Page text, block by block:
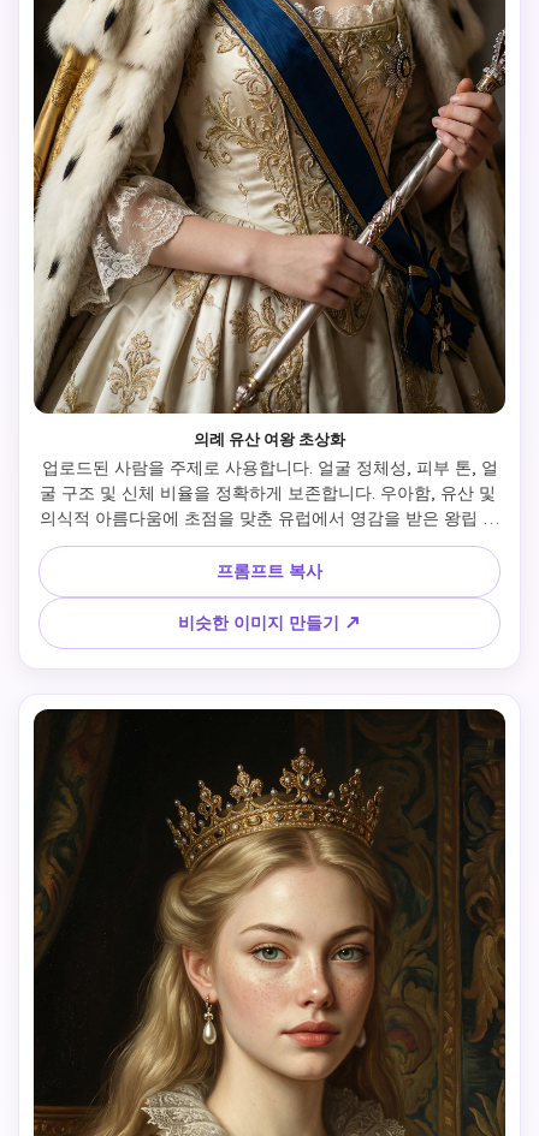
의례 유산 여왕 초상화
업로드된 사람을 주제로 사용합니다. 얼굴 정체성, 피부 톤, 얼
굴 구조 및 신체 비율을 정확하게 보존합니다. 우아함, 유산 및
의식적 아름다움에 초점을 맞춘 유럽에서 영감을 받은 왕립 여
왕 캐릭터로 피사체를 변형합니다. 포즈 및 표정: 3/4 또는 정
면 초상화. 카메라를 바라보는 차분하고 침착한 시선. 직립 자
세, 우아하고 차분합니다. 장식적인 의식 지팡이(상징적, 장식
용)를 부드럽게 잡고 있는 손. 의상 및 액세서리: 아이보리/골드
톤의 고급스러운 유럽 스타일 가운. 복잡한 자수, 레이스 디테
일, 세련된 메탈릭 악센트. 클래식 디자인의 화려한 보석이 장
식된 왕관. 어깨 위에 걸친 모피 질감의 의식 망토. 진주 보석과
전통적인 유럽 스타일 배경: 고전적인 유럽 궁전에서 영감을
받은 인테리어. 부드러운 건축 요소가 있는 어둡고 중립적인
톤. 방해 요소가 최소화되고 세련된 역사적 분위기. 스타일: 초
현실적인 시네마틱 초상화 사진. 높은 세부 사항 직물, 크라운
및 보석 질감. 자연스러운 피부 질감, 프리미엄 편집 사실주의.
분위기: 우아하고, 위엄 있고, 시대를 초월하고, 의식적이며, 고
전적인 아름다움. 부정적: 현대적인 의류, 캐주얼 스타일링, 과
장된 환상, 왜곡, 텍스트, 워터마크, 만화 스타일 없음.
프롬프트 복사
비슷한 이미지 만들기 ↗